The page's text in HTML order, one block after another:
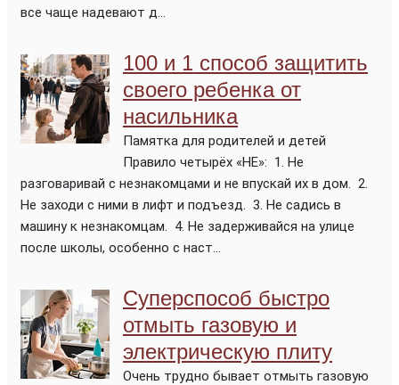
все чаще надевают д...
100 и 1 способ защитить
своего ребенка от
насильника
Памятка для родителей и детей
Правило четырёх «НЕ»: 1. Не
разговаривай с незнакомцами и не впускай их в дом. 2.
Не заходи с ними в лифт и подъезд. 3. Не садись в
машину к незнакомцам. 4. Не задерживайся на улице
после школы, особенно с наст...
Суперспособ быстро
отмыть газовую и
электрическую плиту
Очень трудно бывает отмыть газовую